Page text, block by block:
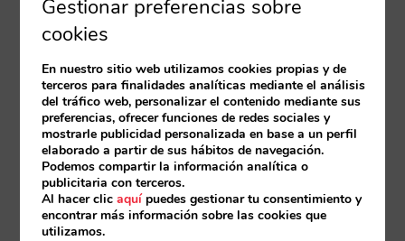
Gestionar preferencias sobre
cookies
En nuestro sitio web utilizamos cookies propias y de
terceros para finalidades analíticas mediante el análisis
del tráfico web, personalizar el contenido mediante sus
preferencias, ofrecer funciones de redes sociales y
mostrarle publicidad personalizada en base a un perfil
elaborado a partir de sus hábitos de navegación.
Podemos compartir la información analítica o
publicitaria con terceros.
Al hacer clicaquípuedes gestionar tu consentimiento y
encontrar más información sobre las cookies que
utilizamos.